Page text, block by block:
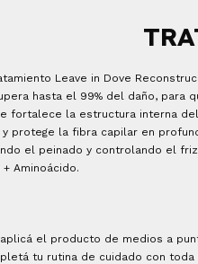
Leave in Dove
hasta el 99% del daño, para
fortalece la estructura interna
y protege la fibra capilar en
el peinado y controlando el
Aminoácido.
el producto de medios a
tu rutina de cuidado con toda